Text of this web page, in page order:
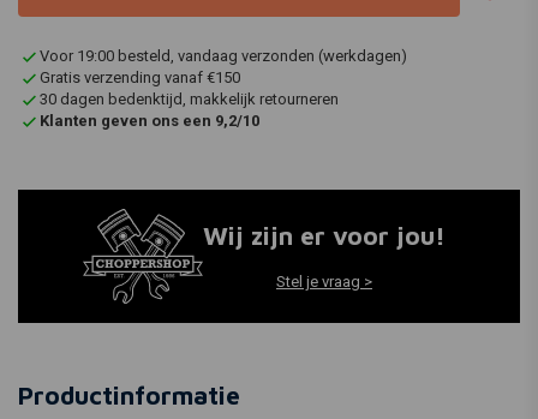
Voor 19:00 besteld, vandaag verzonden (werkdagen)
Gratis verzending vanaf €150
30 dagen bedenktijd, makkelijk retourneren
Klanten geven ons een 9,2/10
Wij zijn er voor jou!
Stel je vraag >
Productinformatie